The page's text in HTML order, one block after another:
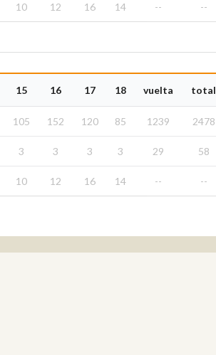
10 12 16 14 -- --
15 16 17 18 vuelta total
105 152 120 85 1239 2478
3 3 3 3 29 58
10 12 16 14 -- --
Real Federación Andaluza de Golf